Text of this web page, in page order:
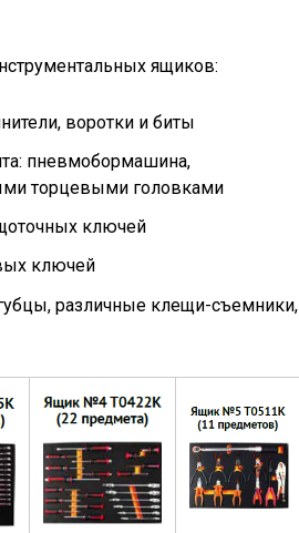
ящиков:
воротки и биты
пневмобормашина,
торцевыми головками
ключей
ключей
различные клещи-съемники,